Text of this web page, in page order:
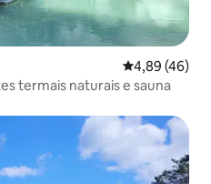
4,89 de uma
4,89 (46)
termais naturais e sauna
dos hóspedes